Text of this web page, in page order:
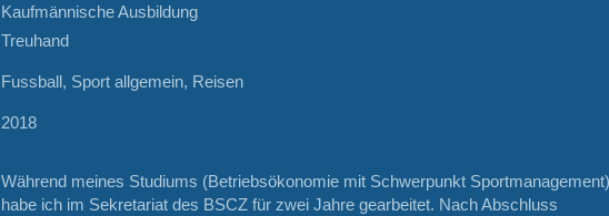
Kaufmännische Ausbildung
Treuhand
Fussball, Sport allgemein, Reisen
2018
Während meines Studiums (Betriebsökonomie mit Schwerpunkt Sportmanagement)
habe ich im Sekretariat des BSCZ für zwei Jahre gearbeitet. Nach Abschluss